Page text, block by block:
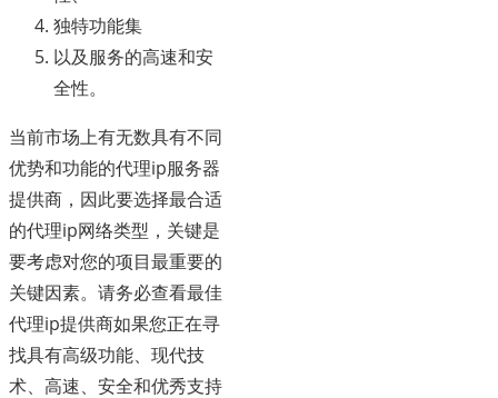
独特功能集
以及服务的高速和安
全性。
当前市场上有无数具有不同
优势和功能的代理ip服务器
提供商，因此要选择最合适
的代理ip网络类型，关键是
要考虑对您的项目最重要的
关键因素。请务必查看最佳
代理ip提供商如果您正在寻
找具有高级功能、现代技
术、高速、安全和优秀支持